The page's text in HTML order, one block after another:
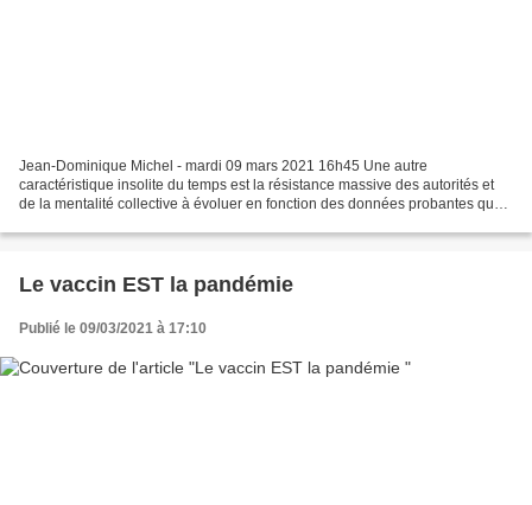
Jean-Dominique Michel - mardi 09 mars 2021 16h45 Une autre
caractéristique insolite du temps est la résistance massive des autorités et
de la mentalité collective à évoluer en fonction des données probantes que
Le vaccin EST la pandémie
Publié le 09/03/2021 à 17:10